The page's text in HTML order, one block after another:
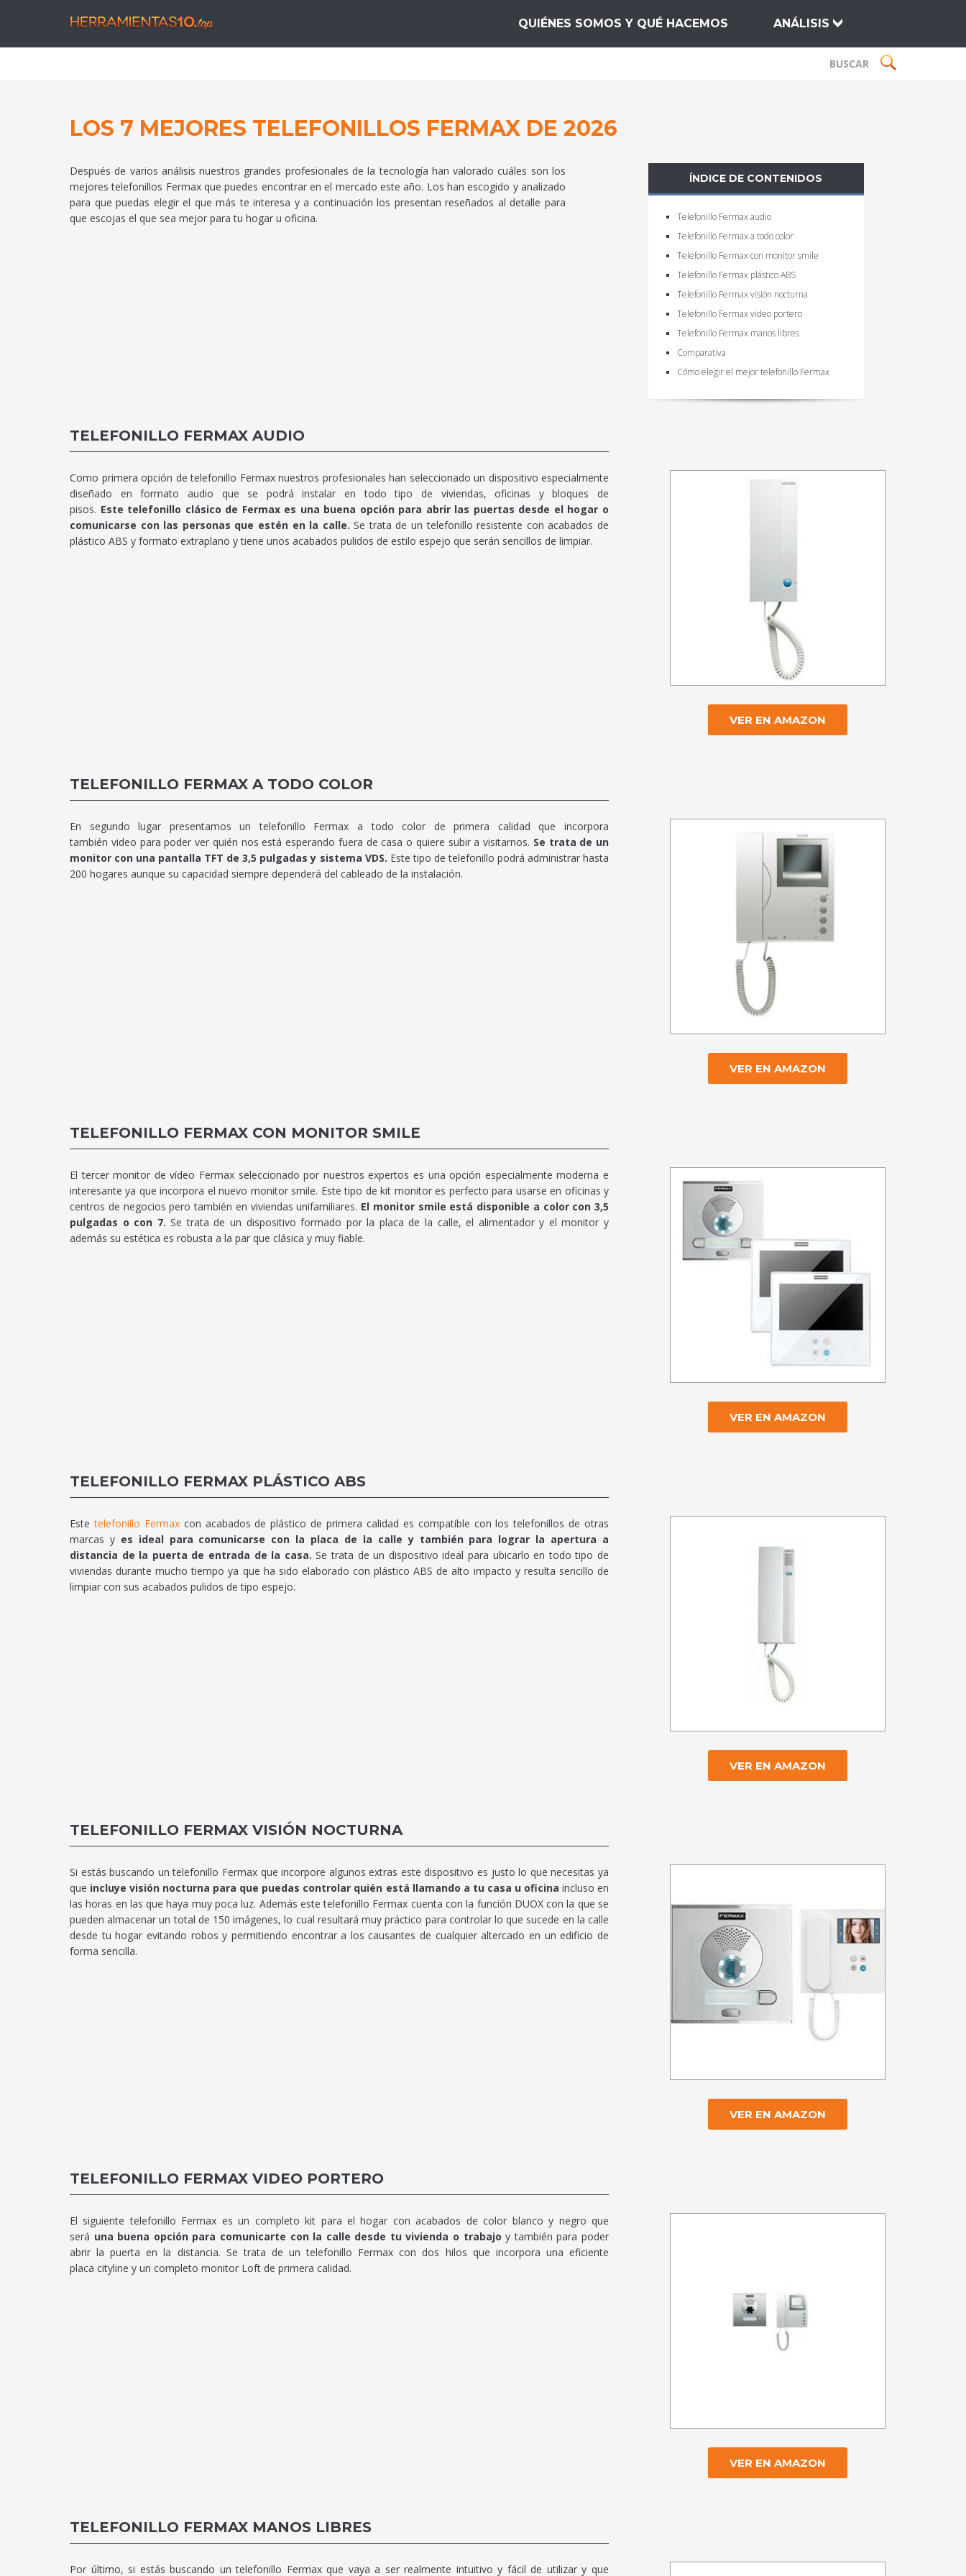
QUIÉNES SOMOS Y QUÉ HACEMOS ANÁLISIS
LOS 7 MEJORES TELEFONILLOS FERMAX DE 2026
ÍNDICE DE CONTENIDOS
Telefonillo Fermax audio
Telefonillo Fermax a todo color
Telefonillo Fermax con monitor smile
Telefonillo Fermax plástico ABS
Telefonillo Fermax visión nocturna
Telefonillo Fermax video portero
Telefonillo Fermax manos libres
Comparativa
Cómo elegir el mejor telefonillo Fermax
Después de varios análisis nuestros grandes profesionales de la tecnología han valorado cuáles son los
mejores telefonillos Fermax que puedes encontrar en el mercado este año. Los han escogido y analizado
para que puedas elegir el que más te interesa y a continuación los presentan reseñados al detalle para
que escojas el que sea mejor para tu hogar u oficina.
TELEFONILLO FERMAX AUDIO
VER EN AMAZON
Como primera opción de telefonillo Fermax nuestros profesionales han seleccionado un dispositivo especialmente
diseñado en formato audio que se podrá instalar en todo tipo de viviendas, oficinas y bloques de
pisos. Este telefonillo clásico de Fermax es una buena opción para abrir las puertas desde el hogar o
comunicarse con las personas que estén en la calle.Se trata de un telefonillo resistente con acabados de
plástico ABS y formato extraplano y tiene unos acabados pulidos de estilo espejo que serán sencillos de limpiar.
TELEFONILLO FERMAX A TODO COLOR
VER EN AMAZON
En segundo lugar presentamos un telefonillo Fermax a todo color de primera calidad que incorpora
también video para poder ver quién nos está esperando fuera de casa o quiere subir a visitarnos. Se trata de un
monitor con una pantalla TFT de 3,5 pulgadas y sistema VDS. Este tipo de telefonillo podrá administrar hasta
200 hogares aunque su capacidad siempre dependerá del cableado de la instalación.
TELEFONILLO FERMAX CON MONITOR SMILE
VER EN AMAZON
El tercer monitor de vídeo Fermax seleccionado por nuestros expertos es una opción especialmente moderna e
interesante ya que incorpora el nuevo monitor smile. Este tipo de kit monitor es perfecto para usarse en oficinas y
centros de negocios pero también en viviendas unifamiliares. El monitor smile está disponible a color con 3,5
pulgadas o con 7. Se trata de un dispositivo formado por la placa de la calle, el alimentador y el monitor y
además su estética es robusta a la par que clásica y muy fiable.
TELEFONILLO FERMAX PLÁSTICO ABS
VER EN AMAZON
Estetelefonillo Fermaxcon acabados de plástico de primera calidad es compatible con los telefonillos de otras
marcas y es ideal para comunicarse con la placa de la calle y también para lograr la apertura a
distancia de la puerta de entrada de la casa. Se trata de un dispositivo ideal para ubicarlo en todo tipo de
viviendas durante mucho tiempo ya que ha sido elaborado con plástico ABS de alto impacto y resulta sencillo de
limpiar con sus acabados pulidos de tipo espejo.
TELEFONILLO FERMAX VISIÓN NOCTURNA
VER EN AMAZON
Si estás buscando un telefonillo Fermax que incorpore algunos extras este dispositivo es justo lo que necesitas ya
que incluye visión nocturna para que puedas controlar quién está llamando a tu casa u oficina incluso en
las horas en las que haya muy poca luz. Además este telefonillo Fermax cuenta con la función DUOX con la que se
pueden almacenar un total de 150 imágenes, lo cual resultará muy práctico para controlar lo que sucede en la calle
desde tu hogar evitando robos y permitiendo encontrar a los causantes de cualquier altercado en un edificio de
forma sencilla.
TELEFONILLO FERMAX VIDEO PORTERO
VER EN AMAZON
El siguiente telefonillo Fermax es un completo kit para el hogar con acabados de color blanco y negro que
será una buena opción para comunicarte con la calle desde tu vivienda o trabajoy también para poder
abrir la puerta en la distancia. Se trata de un telefonillo Fermax con dos hilos que incorpora una eficiente
placa cityline y un completo monitor Loft de primera calidad.
TELEFONILLO FERMAX MANOS LIBRES
Por último, si estás buscando un telefonillo Fermax que vaya a ser realmente intuitivo y fácil de utilizar y que